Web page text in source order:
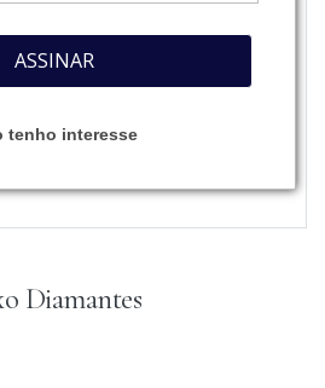
ASSINAR
tenho interesse
Diamantes